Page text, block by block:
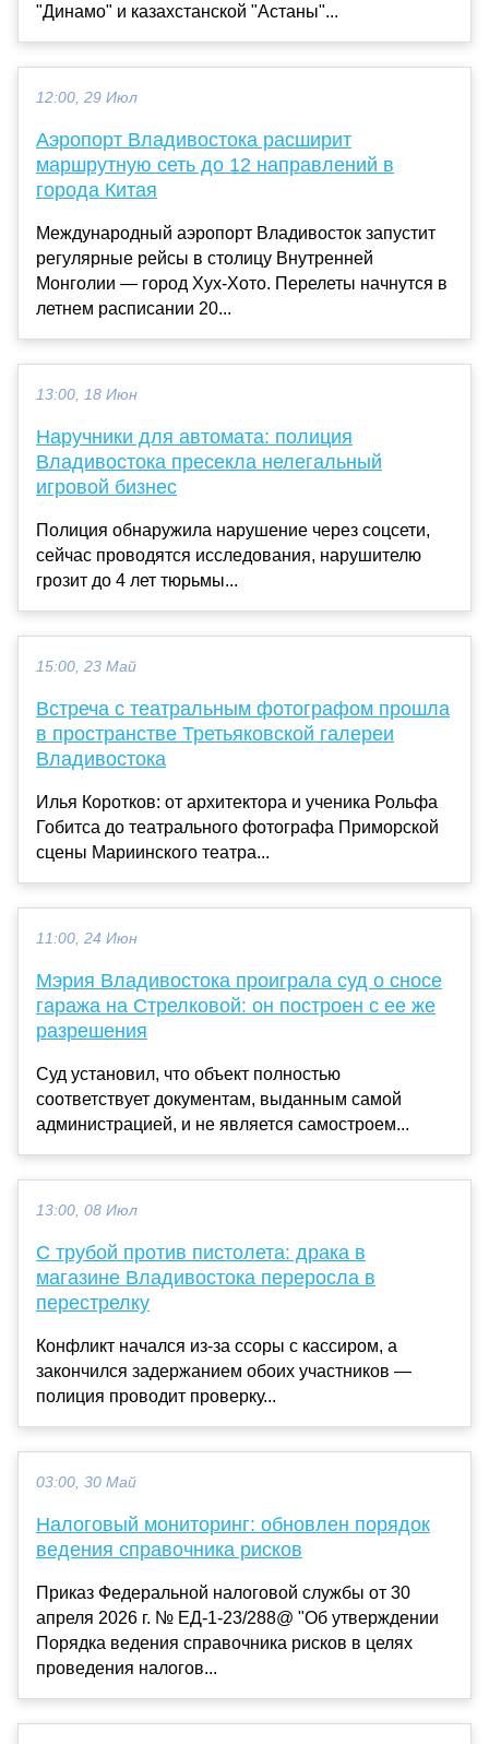
"Динамо" и казахстанской "Астаны"...
12:00, 29 Июл
Аэропорт Владивостока расширит
маршрутную сеть до 12 направлений в
города Китая
Международный аэропорт Владивосток запустит
регулярные рейсы в столицу Внутренней
Монголии — город Хух-Хото. Перелеты начнутся в
летнем расписании 20...
13:00, 18 Июн
Наручники для автомата: полиция
Владивостока пресекла нелегальный
игровой бизнес
Полиция обнаружила нарушение через соцсети,
сейчас проводятся исследования, нарушителю
грозит до 4 лет тюрьмы...
15:00, 23 Май
Встреча с театральным фотографом прошла
в пространстве Третьяковской галереи
Владивостока
Илья Коротков: от архитектора и ученика Рольфа
Гобитса до театрального фотографа Приморской
сцены Мариинского театра...
11:00, 24 Июн
Мэрия Владивостока проиграла суд о сносе
гаража на Стрелковой: он построен с ее же
разрешения
Суд установил, что объект полностью
соответствует документам, выданным самой
администрацией, и не является самостроем...
13:00, 08 Июл
С трубой против пистолета: драка в
магазине Владивостока переросла в
перестрелку
Конфликт начался из-за ссоры с кассиром, а
закончился задержанием обоих участников —
полиция проводит проверку...
03:00, 30 Май
Налоговый мониторинг: обновлен порядок
ведения справочника рисков
Приказ Федеральной налоговой службы от 30
апреля 2026 г. № ЕД-1-23/288@ "Об утверждении
Порядка ведения справочника рисков в целях
проведения налогов...